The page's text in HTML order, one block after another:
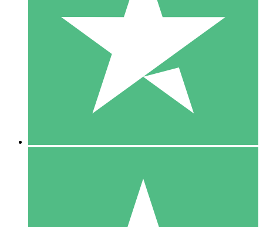
Pague conforme o uso com créditos de download. Sem
1000
10 Downloads
20 00